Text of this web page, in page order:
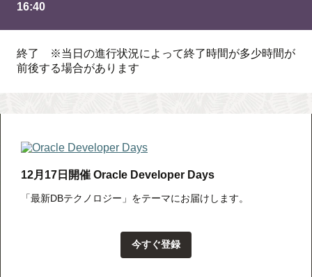
16:40
終了 ※当日の進行状況によって終了時間が多少時間が
前後する場合があります
12月17日開催 Oracle Developer Days
「最新DBテクノロジー」をテーマにお届けします。
今すぐ登録